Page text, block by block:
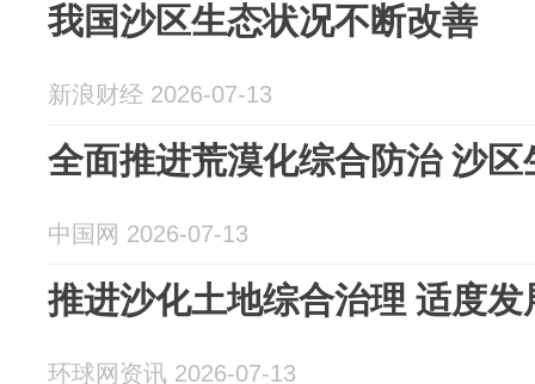
我国沙区生态状况不断改善
新浪财经 2026-07-13
全面推进荒漠化综合防治 沙
中国网 2026-07-13
推进沙化土地综合治理 适度
环球网资讯 2026-07-13